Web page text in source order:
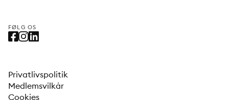
FØLG OS
Privatlivspolitik
Medlemsvilkår
Cookies